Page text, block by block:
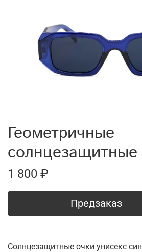
Геометричные
солнцезащитные
1 800 ₽
Предзаказ
Солнцезащитные очки унисекс